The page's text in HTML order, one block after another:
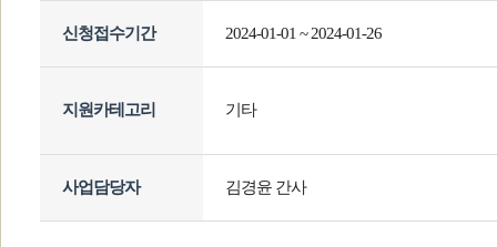
신청접수기간 2024-01-01 ~ 2024-01-26
지원카테고리 기타
사업담당자 김경윤 간사